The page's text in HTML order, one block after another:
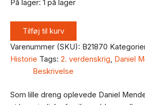
På lager: 1 på lager
Tilføj til kurv
Varenummer (SKU): B21870
Historie Tags: 2. verdenskrig, Daniel
Beskrivelse
Som lille dreng oplevede Daniel